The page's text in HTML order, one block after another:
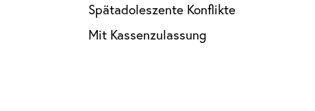
Spätadoleszente Konflikte
Mit Kassenzulassung